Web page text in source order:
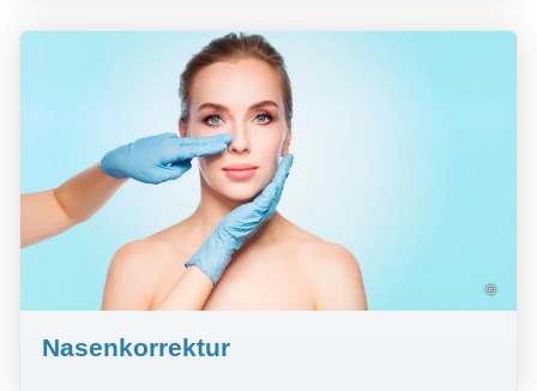
©
Nasenkorrektur